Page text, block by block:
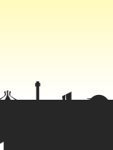
e próspera.
para raças